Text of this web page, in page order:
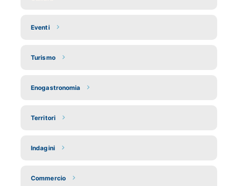
Eventi
Turismo
Enogastronomia
Territori
Indagini
Commercio